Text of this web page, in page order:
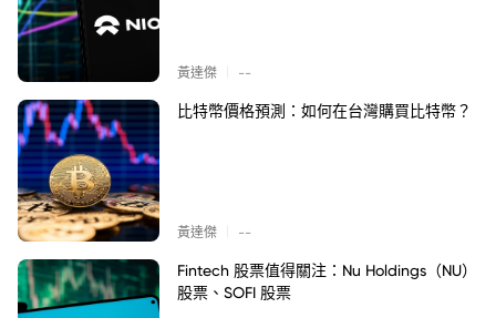
黃達傑 --
比特幣價格預測：如何在台灣購買比特幣？
黃達傑 --
Fintech 股票值得關注：Nu Holdings（NU）
股票、SOFI 股票